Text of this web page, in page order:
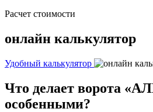
Расчет стоимости
онлайн калькулятор
Удобный калькулятор
Что делает ворота
особенными?